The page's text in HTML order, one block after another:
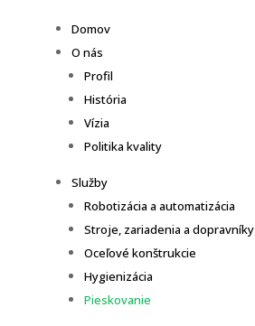
Domov
O nás
Profil
História
Vízia
Politika kvality
Služby
Robotizácia a automatizácia
Stroje, zariadenia a dopravníky
Oceľové konštrukcie
Hygienizácia
Pieskovanie